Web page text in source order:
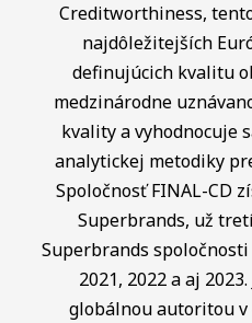
Creditworthiness,
najdôležitejších
definujúcich kvalitu
medzinárodne
kvality a vyhodnocuje
analytickej metodiky
Spoločnosť FINAL-CD
Superbrands, už
Superbrands
2021, 2022 a aj
globálnou autoritou